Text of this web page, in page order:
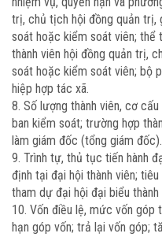
trị, chủ tịch hội đồng quản trị,
soát hoặc kiểm soát viên; thể
thành viên hội đồng quản trị,
soát hoặc kiểm soát viên; bộ
hiệp hợp tác xã.
8. Số lượng thành viên, cơ
ban kiểm soát; trường hợp
làm giám đốc (tổng giám đốc).
9. Trình tự, thủ tục tiến hành
định tại đại hội thành viên;
tham dự đại hội đại biểu thành
10. Vốn điều lệ, mức vốn góp
hạn góp vốn; trả lại vốn góp;